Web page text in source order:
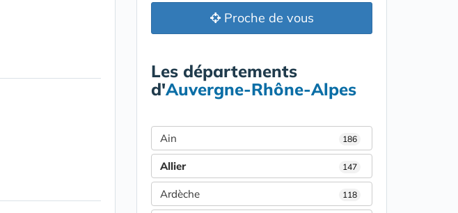
Proche de vous
Les départements
d'Auvergne-Rhône-Alpes
Ain 186
Allier 147
Ardèche 118